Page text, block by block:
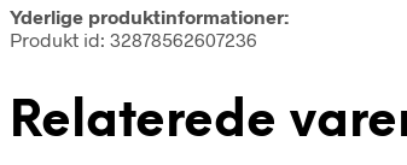
Yderlige produktinformationer:
Produkt id: 32878562607236
Relaterede